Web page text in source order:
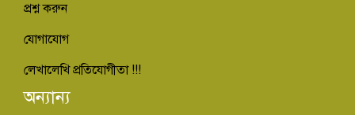
প্রশ্ন করুন
যোগাযোগ
লেখালেখি প্রতিযোগীতা !!!
অন্যান্য